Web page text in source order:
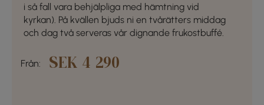
i så fall vara behjälpliga med hämtning vid
kyrkan). På kvällen bjuds ni en tvårätters middag
och dag två serveras vår dignande frukostbuffé.
Från: SEK 4 290